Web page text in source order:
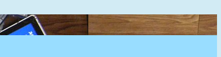
ようこそ。